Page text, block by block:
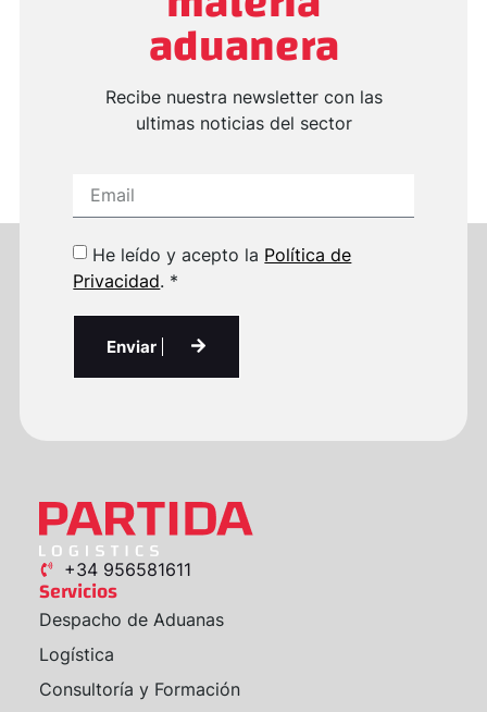
aduanera
Recibe nuestra newsletter con las
ultimas noticias del sector
He leído y acepto la Política de
Privacidad. *
Enviar
+34 956581611
Servicios
Despacho de Aduanas
Logística
Consultoría y Formación